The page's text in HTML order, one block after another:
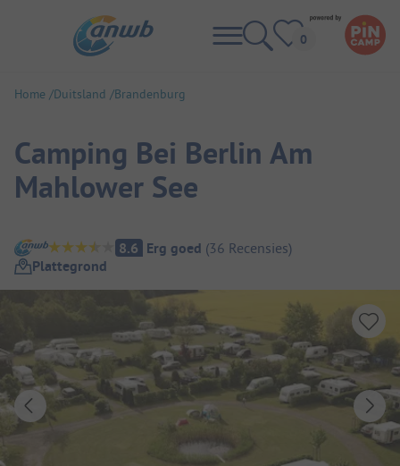
Home Duitsland Brandenburg
Camping Bei Berlin Am
Mahlower See
Camping overzicht
8.6 Erg goed (36 Recensies)
Plattegrond